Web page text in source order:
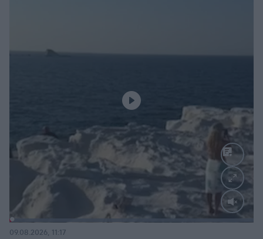
Loaded:
09.08.2026, 11:17